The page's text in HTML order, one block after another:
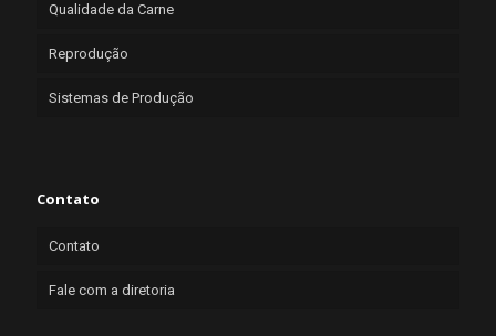
Qualidade da Carne
Reprodução
Sistemas de Produção
Contato
Contato
Fale com a diretoria